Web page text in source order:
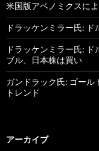
米国版アベノミクスに
ドラッケンミラー氏:
ドラッケンミラー氏:
ブル、日本株は買い
ガンドラック氏: ゴール
トレンド
アーカイブ